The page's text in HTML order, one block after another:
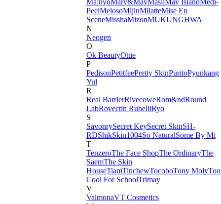
Ma:nyoMary&MayMasilMay IslandMedi-
PeelMelosoMijinMilatteMise En
SceneMisshaMizonMUKUNGHWA
N
Neogen
O
Ok BeautyOttie
P
PedisonPetitfeePretty SkinPuritoPyunkang
Yul
R
Real BarrierRivecoweRom&ndRound
LabRovectin RubelliRyo
S
SavonrySecret KeySecret SkinSH-
RDShikSkin1004So NaturalSome By Mi
T
TenzeroThe Face ShopThe OrdinaryThe
SaemThe Skin
HouseTiamTinchewTocoboTony MolyToo
Cool For SchoolTrimay
V
ValmonaVT Cosmetics